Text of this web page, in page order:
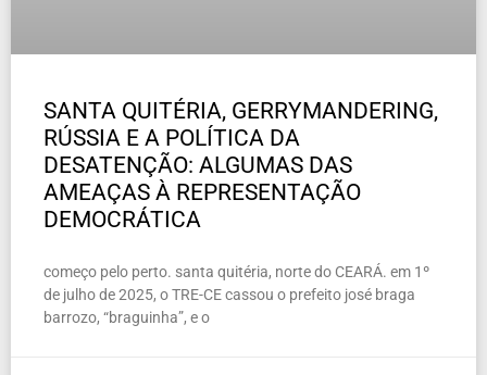
SANTA QUITÉRIA, GERRYMANDERING,
RÚSSIA E A POLÍTICA DA
DESATENÇÃO: ALGUMAS DAS
AMEAÇAS À REPRESENTAÇÃO
DEMOCRÁTICA
começo pelo perto. santa quitéria, norte do CEARÁ. em 1º
de julho de 2025, o TRE-CE cassou o prefeito josé braga
barrozo, “braguinha”, e o